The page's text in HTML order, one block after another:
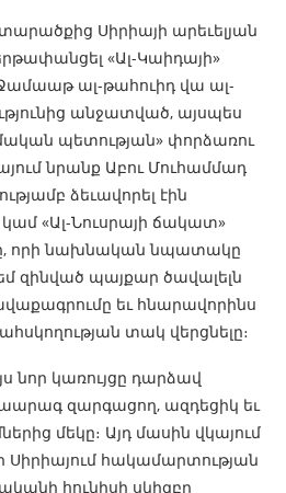
Սիրիայի արեւելյան
«Ալ-Կաիդայի»
ալ-թահուիդ վա ալ-
անջատված, այսպես
պետության» փորձառու
նրանք Աբու Մուհամմադ
ձեւավորել էին
«Ալ-Նուսրայի ճակատ»
որի նախնական նպատակը
զինված պայքար ծավալելն
եւ հնարավորինս
տակ վերցնելը։
նոր կառույցը դարձավ
զարգացող, ազդեցիկ եւ
մեկը։ Այդ մասին վկայում
Սիրիայում հակամարտության
հունիսի սկիզբը